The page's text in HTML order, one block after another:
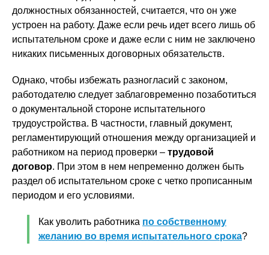
должностных обязанностей, считается, что он уже
устроен на работу. Даже если речь идет всего лишь об
испытательном сроке и даже если с ним не заключено
никаких письменных договорных обязательств.
Однако, чтобы избежать разногласий с законом,
работодателю следует заблаговременно позаботиться
о документальной стороне испытательного
трудоустройства. В частности, главный документ,
регламентирующий отношения между организацией и
работником на период проверки – трудовой
договор. При этом в нем непременно должен быть
раздел об испытательном сроке с четко прописанным
периодом и его условиями.
Как уволить работника по собственному
желанию во время испытательного срока?